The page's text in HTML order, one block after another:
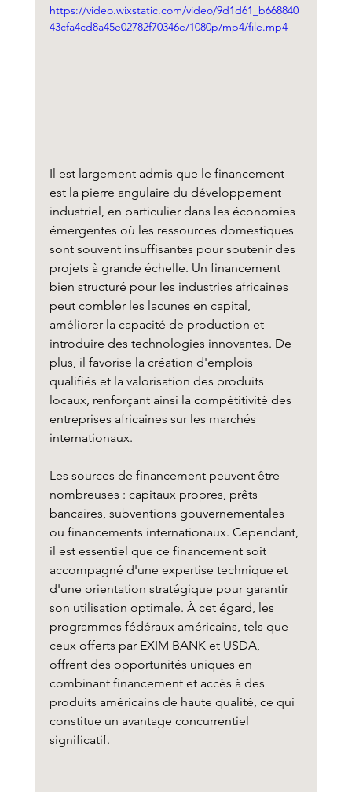
https://video.wixstatic.com/video/9d1d61_b668840
43cfa4cd8a45e02782f70346e/1080p/mp4/file.mp4
Il est largement admis que le financement
est la pierre angulaire du développement
industriel, en particulier dans les économies
émergentes où les ressources domestiques
sont souvent insuffisantes pour soutenir des
projets à grande échelle. Un financement
bien structuré pour les industries africaines
peut combler les lacunes en capital,
améliorer la capacité de production et
introduire des technologies innovantes. De
plus, il favorise la création d'emplois
qualifiés et la valorisation des produits
locaux, renforçant ainsi la compétitivité des
entreprises africaines sur les marchés
internationaux.
Les sources de financement peuvent être
nombreuses : capitaux propres, prêts
bancaires, subventions gouvernementales
ou financements internationaux. Cependant,
il est essentiel que ce financement soit
accompagné d'une expertise technique et
d'une orientation stratégique pour garantir
son utilisation optimale. À cet égard, les
programmes fédéraux américains, tels que
ceux offerts par EXIM BANK et USDA,
offrent des opportunités uniques en
combinant financement et accès à des
produits américains de haute qualité, ce qui
constitue un avantage concurrentiel
significatif.